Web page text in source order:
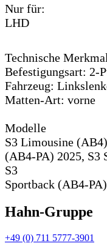
Nur für:
LHD
Technische
Befestigungsart: 2-
Fahrzeug:
Matten-Art: vorne
Modelle
S3 Limousine
(AB4-PA) 2025, S3
S3
Sportback (AB4-
Hahn-Gruppe
+49 (0) 711 5777-3901